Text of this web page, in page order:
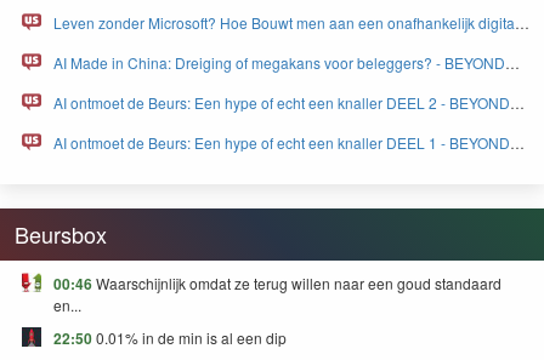
Leven zonder Microsoft? Hoe Bouwt men aan een onafhankelijk digitaal
AI Made in China: Dreiging of megakans voor beleggers? - BEYOND
AI ontmoet de Beurs: Een hype of echt een knaller DEEL 2 - BEYOND
AI ontmoet de Beurs: Een hype of echt een knaller DEEL 1 - BEYOND
Beursbox
00:46Waarschijnlijk omdat ze terug willen naar een goud standaard
en...
22:500.01% in de min is al een dip